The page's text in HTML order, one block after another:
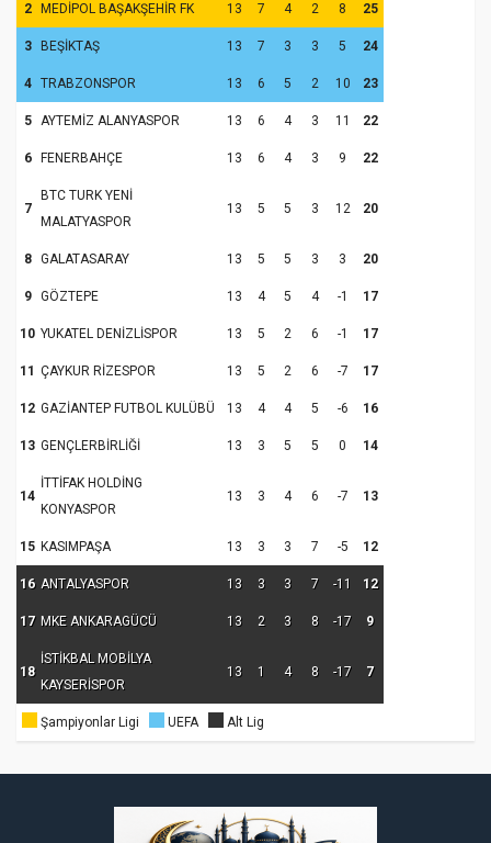
2 MEDİPOL BAŞAKŞEHİR FK 13 7 4 2 8 25
3 BEŞİKTAŞ 13 7 3 3 5 24
4 TRABZONSPOR 13 6 5 2 10 23
5 AYTEMİZ ALANYASPOR 13 6 4 3 11 22
6 FENERBAHÇE 13 6 4 3 9 22
7
BTC TURK YENİ
MALATYASPOR
13 5 5 3 12 20
8 GALATASARAY 13 5 5 3 3 20
9 GÖZTEPE 13 4 5 4 -1 17
10 YUKATEL DENİZLİSPOR 13 5 2 6 -1 17
11 ÇAYKUR RİZESPOR 13 5 2 6 -7 17
12 GAZİANTEP FUTBOL KULÜBÜ 13 4 4 5 -6 16
13 GENÇLERBİRLİĞİ 13 3 5 5 0 14
14
İTTİFAK HOLDİNG
KONYASPOR
13 3 4 6 -7 13
15 KASIMPAŞA 13 3 3 7 -5 12
16 ANTALYASPOR 13 3 3 7 -11 12
17 MKE ANKARAGÜCÜ 13 2 3 8 -17 9
18
İSTİKBAL MOBİLYA
KAYSERİSPOR
13 1 4 8 -17 7
Şampiyonlar Ligi UEFA Alt Lig